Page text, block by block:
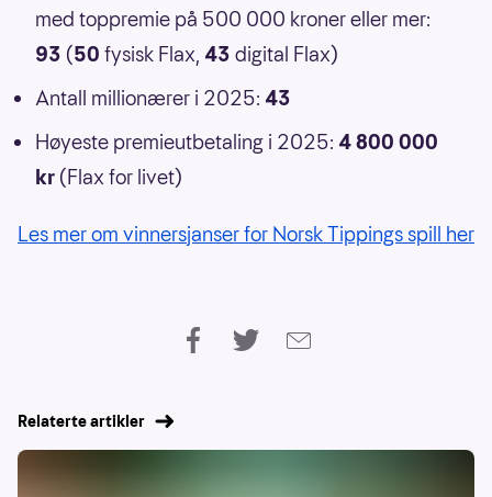
med toppremie på 500 000 kroner eller mer:
93 (50 fysisk Flax, 43 digital Flax)
Antall millionærer i 2025: 43
Høyeste premieutbetaling i 2025: 4 800 000
kr (Flax for livet)
Les mer om vinnersjanser for Norsk Tippings spill her
Relaterte artikler